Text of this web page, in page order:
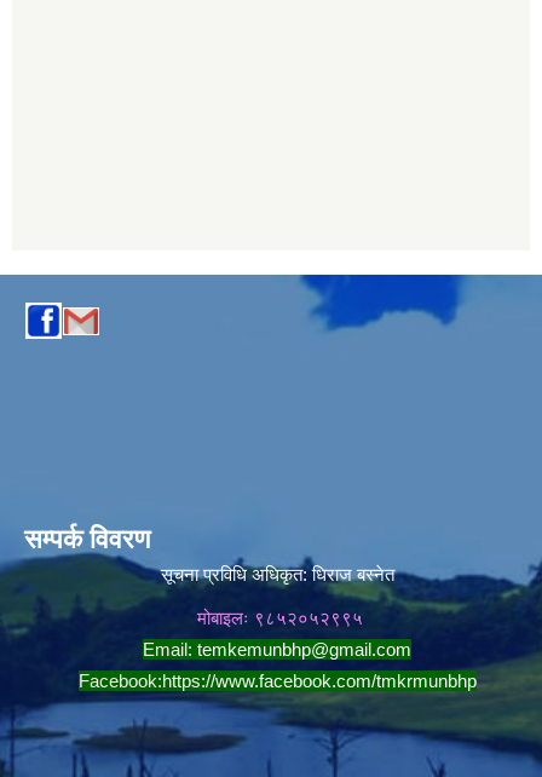
सम्पर्क विवरण
सूचना प्रविधि अधिकृत:धिराज बस्नेत
मोबाइलः ९८५२०५२९९५
Email: temkemunbhp@gmail.com
Facebook:https://www.facebook.com/tmkrmunbhp